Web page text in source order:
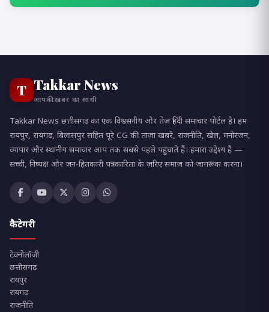
T Takkar News
आपकी ख़बर का साथी
Takkar News छत्तीसगढ़ का एक विश्वसनीय और तेज़ हिंदी समाचार पोर्टल है। हम
रायपुर, रायगढ़, बिलासपुर सहित पूरे CG की ताज़ा खबरें, राजनीति, खेल, मनोरंजन,
व्यापार और स्थानीय समाचार आप तक सबसे पहले पहुंचाते हैं। हमारा उद्देश्य है —
सच्ची, निष्पक्ष और जन-हितकारी पत्रकारिता के ज़रिए समाज को जागरूक करना।
कैटेगरी
टेक्नोलॉजी
छत्तीसगढ़
रायपुर
रायगढ़
राजनीति